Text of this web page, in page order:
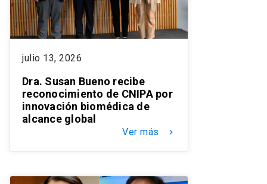
julio 13, 2026
Dra. Susan Bueno recibe
reconocimiento de CNIPA por
innovación biomédica de
alcance global
Ver más keyboard_arrow_right